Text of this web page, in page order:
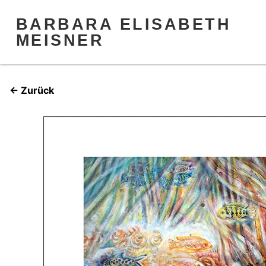
BARBARA ELISABETH
MEISNER
← Zurück